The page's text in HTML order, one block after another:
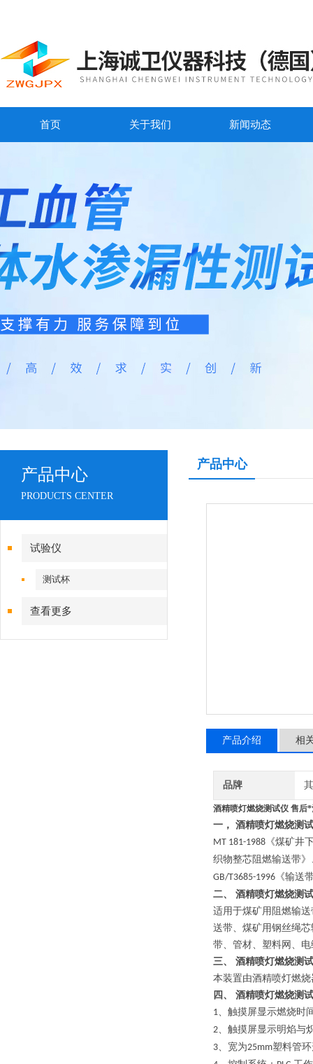
首页 关于我们 新闻动态
产品中心
PRODUCTS CENTER
试验仪
测试杯
查看更多
产品中心
产品介绍 相
品牌
酒精喷灯燃烧测试仪 售后*
一， 酒精喷灯燃烧测
MT 181-1988 《煤矿井
织物整芯阻燃输送带》
GB/T3685-1996 《输送
二、 酒精喷灯燃烧测
适用于煤矿用阻燃输
送带、煤矿用钢丝绳
带、管材、塑料网、
三、 酒精喷灯燃烧测
本装置由酒精喷灯燃
四、 酒精喷灯燃烧测
1、 触摸屏显示燃烧时
2、 触摸屏显示明焰与
3、宽为25mm塑料管